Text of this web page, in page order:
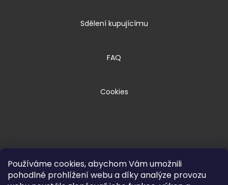
Používáme cookies, abychom Vám umožnili
pohodlné prohlížení webu a díky analýze provozu
Sdělení kupujícímu
FAQ
Cookies